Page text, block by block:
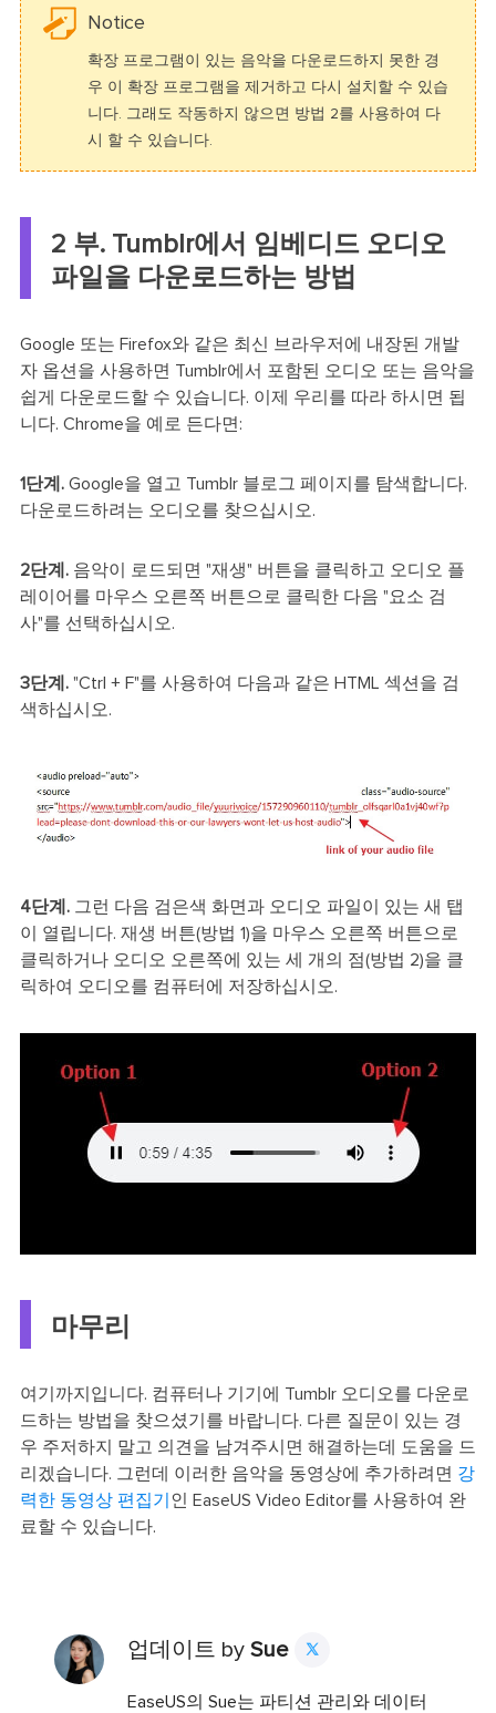
Notice
확장 프로그램이 있는 음악을 다운로드하지 못한 경
우 이 확장 프로그램을 제거하고 다시 설치할 수 있습
니다. 그래도 작동하지 않으면 방법 2를 사용하여 다
시 할 수 있습니다.
2 부. Tumblr에서 임베디드 오디오
파일을 다운로드하는 방법
Google 또는 Firefox와 같은 최신 브라우저에 내장된 개발
자 옵션을 사용하면 Tumblr에서 포함된 오디오 또는 음악을
쉽게 다운로드할 수 있습니다. 이제 우리를 따라 하시면 됩
니다. Chrome을 예로 든다면:
1단계. Google을 열고 Tumblr 블로그 페이지를 탐색합니다.
다운로드하려는 오디오를 찾으십시오.
2단계.음악이 로드되면 "재생" 버튼을 클릭하고 오디오 플
레이어를 마우스 오른쪽 버튼으로 클릭한 다음 "요소 검
사"를 선택하십시오.
3단계."Ctrl + F"를 사용하여 다음과 같은 HTML 섹션을 검
색하십시오.
4단계. 그런 다음 검은색 화면과 오디오 파일이 있는 새 탭
이 열립니다. 재생 버튼(방법 1)을 마우스 오른쪽 버튼으로
클릭하거나 오디오 오른쪽에 있는 세 개의 점(방법 2)을 클
릭하여 오디오를 컴퓨터에 저장하십시오.
마무리
여기까지입니다. 컴퓨터나 기기에 Tumblr 오디오를 다운로
드하는 방법을 찾으셨기를 바랍니다. 다른 질문이 있는 경
우 주저하지 말고 의견을 남겨주시면 해결하는데 도움을 드
리겠습니다. 그런데 이러한 음악을 동영상에 추가하려면 강
력한 동영상 편집기 인 EaseUS Video Editor를 사용하여 완
료할 수 있습니다.
업데이트 by Sue 
EaseUS의 Sue는 파티션 관리와 데이터